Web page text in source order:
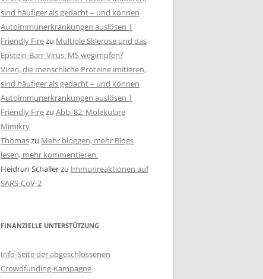
sind häufiger als gedacht – und können
Autoimmunerkrankungen auslösen |
Friendly Firezu Multiple Sklerose und das
Epstein-Barr-Virus: MS wegimpfen?
Viren, die menschliche Proteine imitieren,
sind häufiger als gedacht – und können
Autoimmunerkrankungen auslösen |
Friendly Firezu Abb. 82: Molekulare
Mimikry
Thomaszu Mehr bloggen, mehr Blogs
lesen, mehr kommentieren.
Heidrun Schallerzu Immunreaktionen auf
SARS-CoV-2
FINANZIELLE UNTERSTÜTZUNG
Info-Seite der abgeschlossenen
Crowdfunding-Kampagne